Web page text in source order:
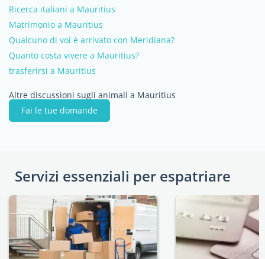
Ricerca italiani a Mauritius
Matrimonio a Mauritius
Qualcuno di voi è arrivato con Meridiana?
Quanto costa vivere a Mauritius?
trasferirsi a Mauritius
Altre discussioni sugli animali a Mauritius
Fai le tue domande
Servizi essenziali per espatriare